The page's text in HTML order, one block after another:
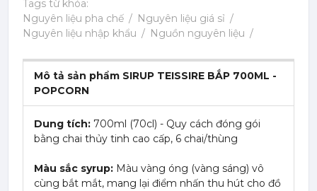
Tags từ khóa:
Nguyên liệu pha chế
Nguyên liệu giá sỉ
Nguyên liệu nhập khẩu
Nguồn nguyên liệu
Mô tả sản phẩm SIRUP TEISSIRE BẮP 700ML -
POPCORN
Dung tích: 700ml (70cl) - Quy cách đóng gói
bằng chai thủy tinh cao cấp, 6 chai/thùng
Màu sắc syrup: Màu vàng óng (vàng sáng) vô
cùng bắt mắt, mang lại điểm nhấn thu hút cho đồ